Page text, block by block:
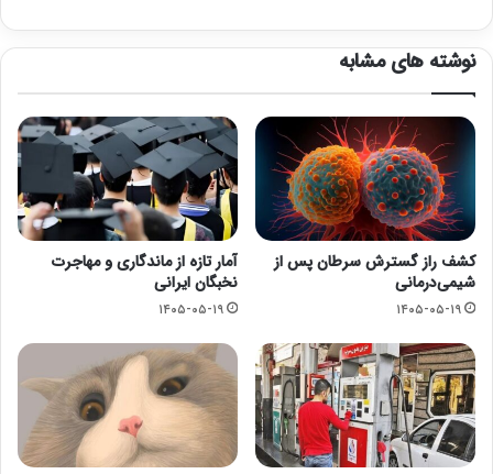
نوشته های مشابه
کشف راز گسترش سرطان پس از
شیمی‌درمانی
۱۴۰۵-۰۵-۱۹
آمار تازه از ماندگاری و مهاجرت
نخبگان ایرانی
۱۴۰۵-۰۵-۱۹